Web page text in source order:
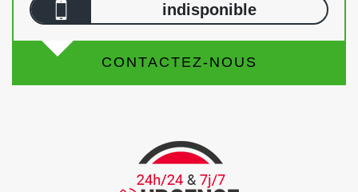
indisponible
CONTACTEZ-NOUS